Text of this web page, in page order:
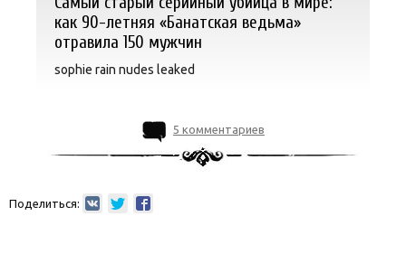
как 90-летняя «Банатская ведьма»
отравила 150 мужчин
sophie rain nudes leaked
5 комментариев
Поделиться: